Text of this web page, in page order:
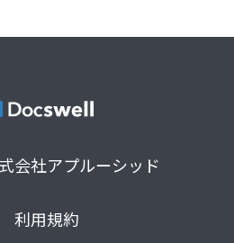
会社アプルーシッド
利用規約